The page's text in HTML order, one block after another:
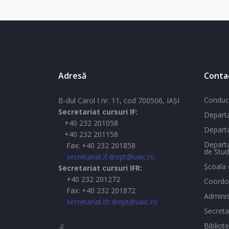
Adresă
B-dul Carol I nr. 11, cod 700506, IAŞI
Secretariat cursuri IF:
+40 232 201058
+40 232 201158
Fax: +40 232 201858
secretariat.if.drept@uaic.ro
Secretariat cursuri IFR:
+40 232 201272
Fax: +40 232 201872
secretariat.ifr.drept@uaic.ro
de